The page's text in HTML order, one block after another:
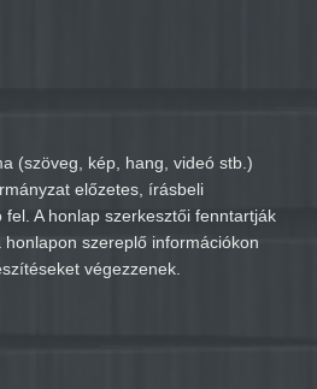
(szöveg, kép, hang, videó stb.)
előzetes, írásbeli
A honlap szerkesztői fenntartják
szereplő információkon
végezzenek.